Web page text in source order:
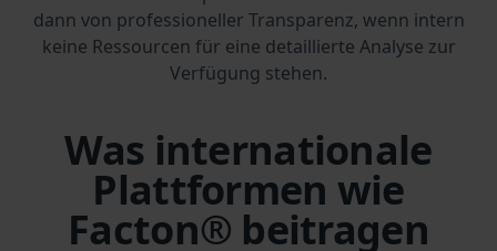
dann von professioneller Transparenz, wenn intern
keine Ressourcen für eine detaillierte Analyse zur
Verfügung stehen.
Was internationale
Plattformen wie
Facton® beitragen